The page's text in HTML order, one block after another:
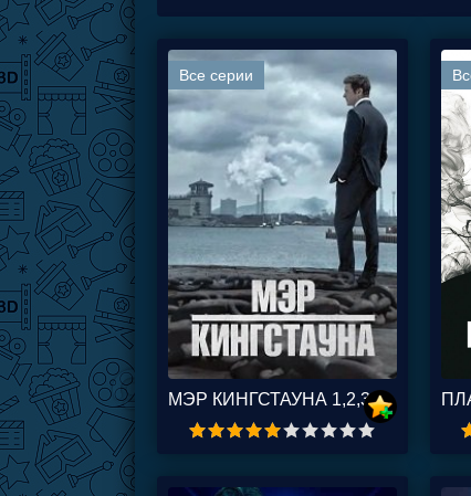
Все серии
МЭР КИНГСТАУНА 1,2,3,4 СЕЗОН